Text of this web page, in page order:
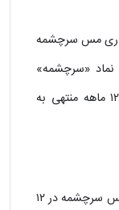
مس سرچشمه
نماد «سرچشمه»
خرید و فروش می شود صورت های مالی ۱۲ ماهه منتهی به
بر اساس این گزارش شرکت سرمایه گذاری مس سرچشمه در ۱۲